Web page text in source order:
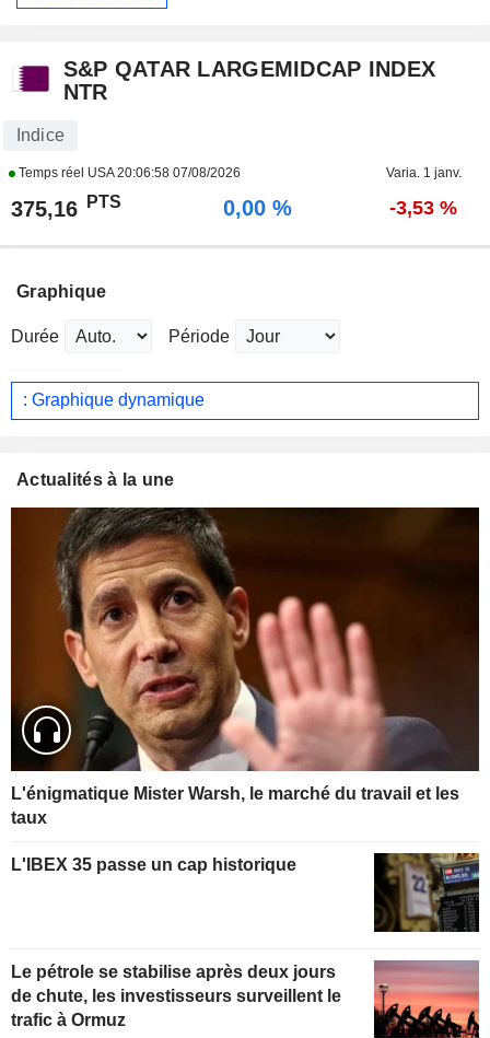
S&P QATAR LARGEMIDCAP INDEX
NTR
Indice
Temps réel USA20:06:58 07/08/2026 Varia. 1 janv.
375,16 PTS 0,00 % -3,53 %
Graphique
Durée Période
: Graphique dynamique
Actualités à la une
L'énigmatique Mister Warsh, le marché du travail et les
taux
L'IBEX 35 passe un cap historique
Le pétrole se stabilise après deux jours
de chute, les investisseurs surveillent le
trafic à Ormuz